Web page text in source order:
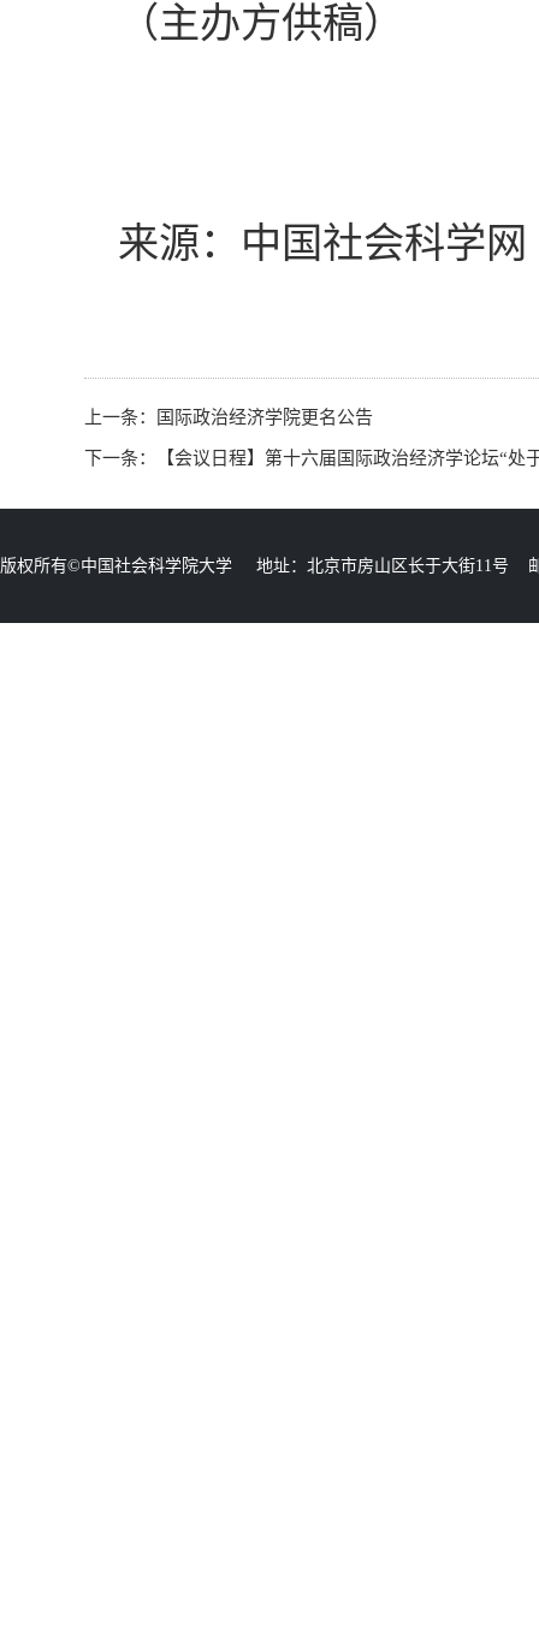
（主办方供稿）
来源：中国社会科学网
上一条： 国际政治经济学院更名公告
下一条： 【会议日程】第十六届国际政治经济学论坛“
版权所有©中国社会科学院大学 地址：北京市房山区长于大街11号